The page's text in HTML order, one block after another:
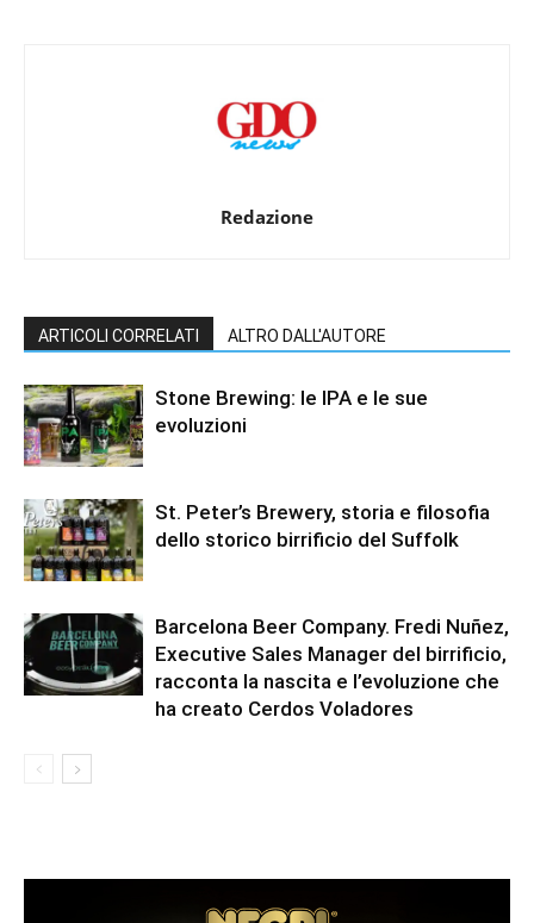
Redazione
ARTICOLI CORRELATI ALTRO DALL'AUTORE
Stone Brewing: le IPA e le sue
evoluzioni
St. Peter’s Brewery, storia e filosofia
dello storico birrificio del Suffolk
Barcelona Beer Company. Fredi Nuñez,
Executive Sales Manager del birrificio,
racconta la nascita e l’evoluzione che
ha creato Cerdos Voladores